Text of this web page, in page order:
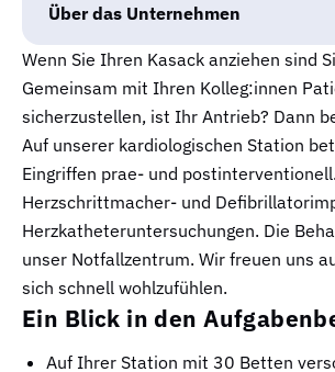
Über das Unternehmen
Wenn Sie Ihren Kasack anziehen sind
Gemeinsam mit Ihren Kolleg:innen
sicherzustellen, ist Ihr Antrieb? Dann
Auf unserer kardiologischen Station
Eingriffen prae- und
Herzschrittmacher- und
Herzkatheteruntersuchungen. Die
unser Notfallzentrum. Wir freuen uns
sich schnell wohlzufühlen.
Ein Blick in den
Auf Ihrer Station mit 30 Betten